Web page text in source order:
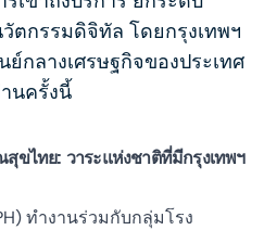
กรรมดิจิทัล โดยกรุงเทพฯ
กลางเศรษฐกิจของประเทศ
นครั้งนี้
ขไทย: วาระแห่งชาติที่มีกรุงเทพฯ
ทำงานร่วมกับกลุ่มโรง